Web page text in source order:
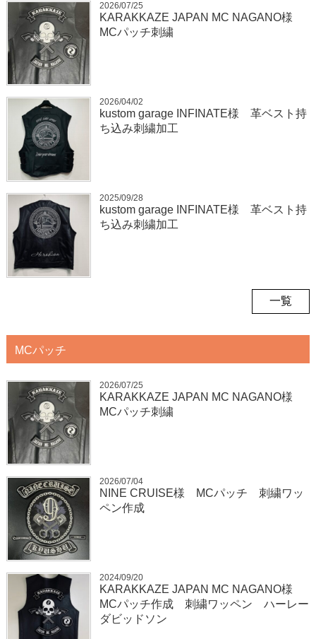
2026/07/25
KARAKKAZE JAPAN MC NAGANO様
MCパッチ刺繍
2026/04/02
kustom garage INFINATE様 革ベスト持
ち込み刺繍加工
2025/09/28
kustom garage INFINATE様 革ベスト持
ち込み刺繍加工
一覧
MCパッチ
2026/07/25
KARAKKAZE JAPAN MC NAGANO様
MCパッチ刺繍
2026/07/04
NINE CRUISE様 MCパッチ 刺繍ワッ
ペン作成
2024/09/20
KARAKKAZE JAPAN MC NAGANO様
MCパッチ作成 刺繍ワッペン ハーレー
ダビッドソン